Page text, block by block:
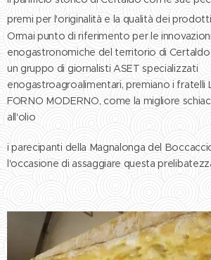
premi per l'originalità e la qualità dei prodotti
Ormai punto di riferimento per le
enogastronomiche del territorio di Certaldo
un gruppo di giornalisti ASET specializzati
enogastroagroalimentari, premiano i fratelli
FORNO MODERNO, come la migliore
all'olio
i parecipanti della Magnalonga del
l'occasione di assaggiare questa